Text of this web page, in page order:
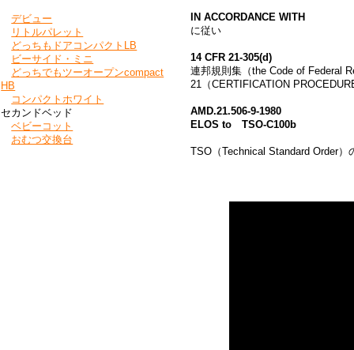
IN ACCORDANCE WITH
に従い
14 CFR 21-305(d)
連邦規則集（the Code of Federal
21（CERTIFICATION
AMD.21.506-9-1980
ELOS to TSO-C100b
TSO（Technical Standard Order
デビュー
リトルパレット
どっちもドアコンパクトLB
ビーサイド・ミニ
どっちでもツーオープンcompact
HB
コンパクトホワイト
セカンドベッド
ベビーコット
おむつ交換台